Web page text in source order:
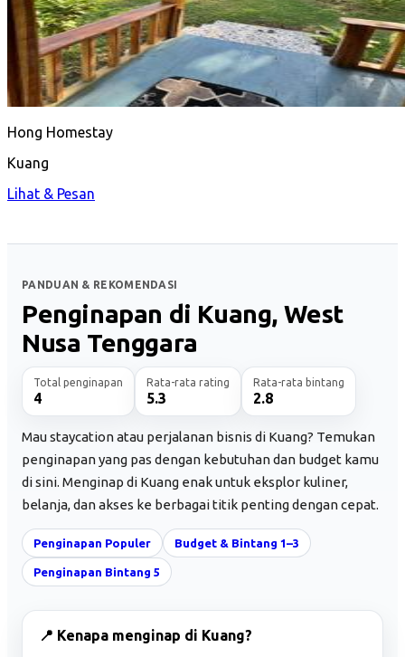
Hong Homestay
Kuang
Lihat & Pesan
PANDUAN & REKOMENDASI
Penginapan di Kuang, West
Nusa Tenggara
Total penginapan
4
Rata-rata rating
5.3
Rata-rata bintang
2.8
Mau staycation atau perjalanan bisnis di Kuang? Temukan
penginapan yang pas dengan kebutuhan dan budget kamu
di sini. Menginap di Kuang enak untuk eksplor kuliner,
belanja, dan akses ke berbagai titik penting dengan cepat.
Penginapan Populer Budget & Bintang 1–3
Penginapan Bintang 5
📍 Kenapa menginap di Kuang?